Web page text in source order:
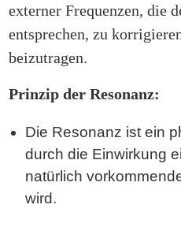
externer Frequenzen, die
entsprechen, zu
beizutragen.
Prinzip der Resonanz:
Die Resonanz ist ein
durch die Einwirkung
natürlich
wird.